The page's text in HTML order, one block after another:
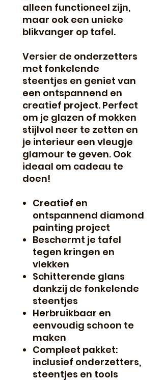
alleen functioneel zijn,
maar ook een unieke
blikvanger op tafel.
Versier de onderzetters
met fonkelende
steentjes en geniet van
een ontspannend en
creatief project. Perfect
om je glazen of mokken
stijlvol neer te zetten en
je interieur een vleugje
glamour te geven. Ook
ideaal om cadeau te
doen!
Creatief en
ontspannend diamond
painting project
Beschermt je tafel
tegen kringen en
vlekken
Schitterende glans
dankzij de fonkelende
steentjes
Herbruikbaar en
eenvoudig schoon te
maken
Compleet pakket:
inclusief onderzetters,
steentjes en tools